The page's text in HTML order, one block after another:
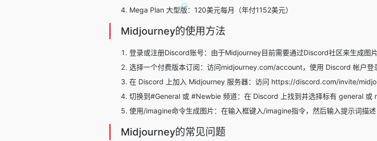
Mega Plan 大型版：120美元每月（年付1152美元）
Midjourney的使用方法
登录或注册Discord账号：由于Midjourney目前需要通过Discord社区来生成图
选择一个付费版本订阅：访问midjourney.com/account，使用 Discord 帐户登
在 Discord 上加入 Midjourney 服务器：访问 https://discord.com/invite/
切换到#General 或 #Newbie 频道：在 Discord 上找到并选择标有 general 或
使用/imagine命令生成图片：在输入框键入/imagine指令，然后输入提示词描
Midjourney的常见问题